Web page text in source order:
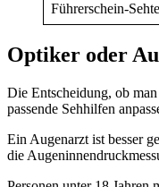
Führerschein-
Optiker oder
Die Entscheidung, ob
passende Sehhilfen
Ein Augenarzt ist besser
die